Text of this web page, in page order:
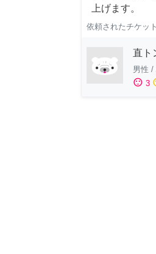
上げます。
依頼されたチケット
直ト
男性 /
sentiment_satisfied 3